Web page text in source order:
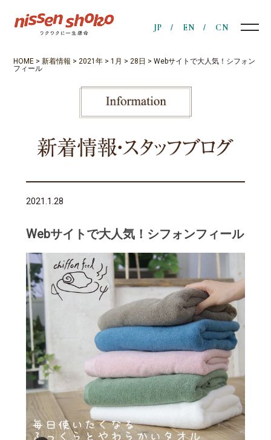
JP EN CN
HOME >新着情報 >2021年 >1月 >28日 >Webサイトで大人気！シフォン
フィール
2021.1.28
Webサイトで大人気！シフォンフィール